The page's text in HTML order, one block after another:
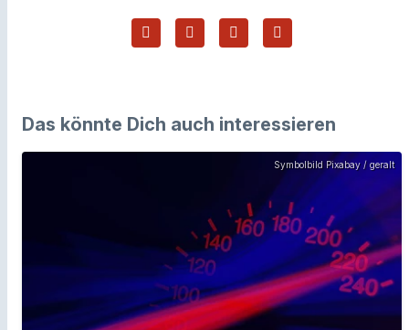
Das könnte Dich auch interessieren
Symbolbild Pixabay / geralt